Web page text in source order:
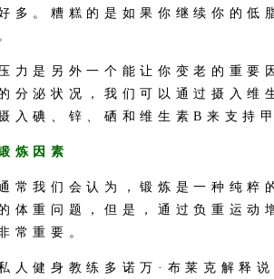
多。糟糕的是如果你继续你的低
是另外一个能让你变老的重要
分泌状况，我们可以通过摄入维
入碘、锌、硒和维生素B来支持
炼因素
我们会认为，锻炼是一种纯粹
体重问题，但是，通过负重运动
常重要。
健身教练多诺万·布莱克解释